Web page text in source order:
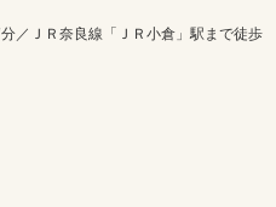
ＪＲ奈良線「ＪＲ小倉」駅まで徒歩